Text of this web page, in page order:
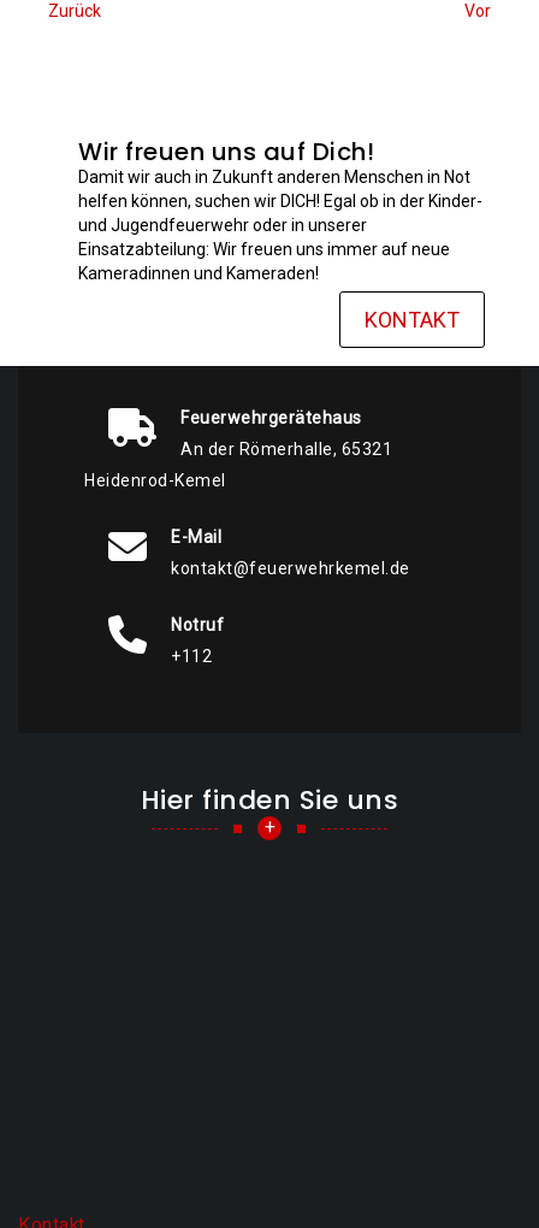
Zurück Vor
Wir freuen uns auf Dich!
Damit wir auch in Zukunft anderen Menschen in Not
helfen können, suchen wir DICH! Egal ob in der Kinder-
und Jugendfeuerwehr oder in unserer
Einsatzabteilung: Wir freuen uns immer auf neue
Kameradinnen und Kameraden!
KONTAKT
Feuerwehrgerätehaus
An der Römerhalle, 65321
Heidenrod-Kemel
E-Mail
kontakt@feuerwehrkemel.de
Notruf
+112
Hier finden Sie uns
+